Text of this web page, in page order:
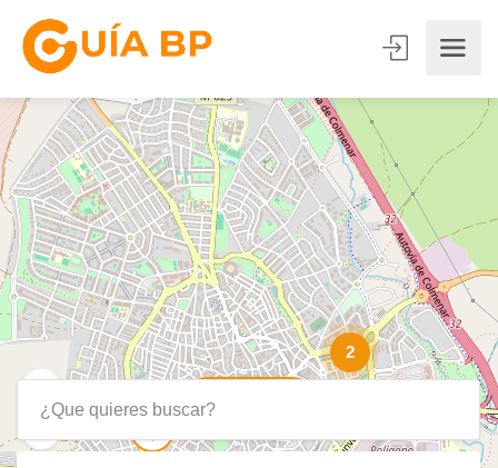
2
Show Map